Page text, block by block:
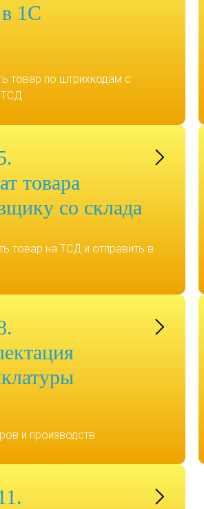
1С
товар по штрихкодам с
товара
со склада
товар на ТСД и отправить в
и производств